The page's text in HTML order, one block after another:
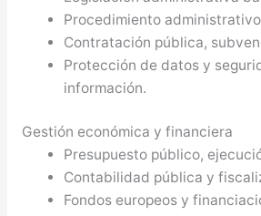
Procedimiento
Contratación pública,
Protección de datos y
información.
Gestión económica y financiera
Presupuesto público,
Contabilidad pública y
Fondos europeos y